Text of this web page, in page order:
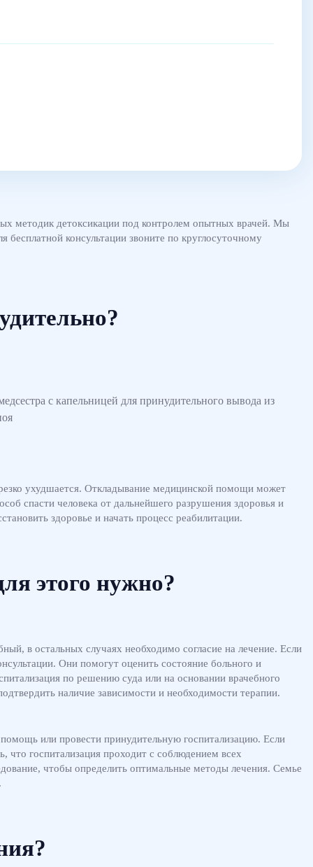
методик детоксикации под контролем опытных врачей. Мы
консультации звоните по круглосуточному
ухудшается. Откладывание медицинской помощи может
спасти человека от дальнейшего разрушения здоровья и
здоровье и начать процесс реабилитации.
этого нужно?
в остальных случаях необходимо согласие на лечение. Если
Они помогут оценить состояние больного и
по решению суда или на основании врачебного
наличие зависимости и необходимости терапии.
или провести принудительную госпитализацию. Если
что госпитализация проходит с соблюдением всех
чтобы определить оптимальные методы лечения. Семье